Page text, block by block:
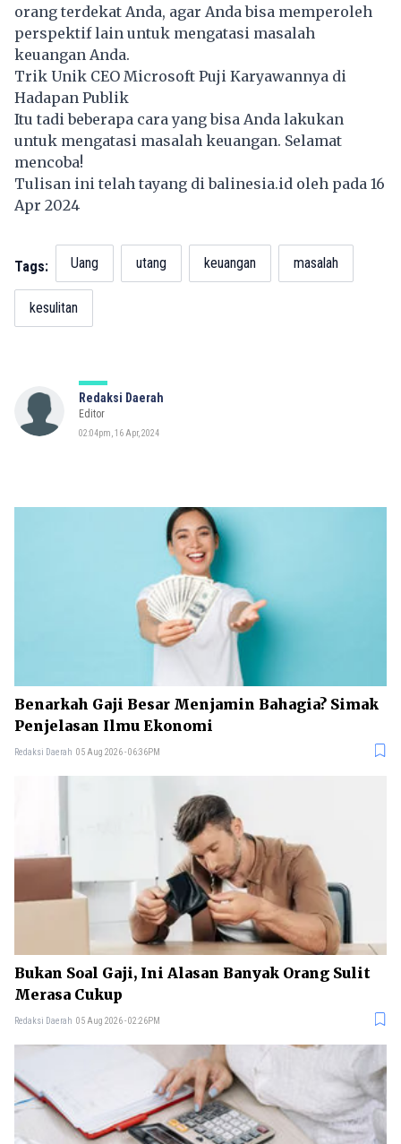
orang terdekat Anda, agar Anda bisa memperoleh
perspektif lain untuk mengatasi masalah
keuangan Anda.
Trik Unik CEO Microsoft Puji Karyawannya di
Hadapan Publik
Itu tadi beberapa cara yang bisa Anda lakukan
untuk mengatasi masalah keuangan. Selamat
mencoba!
Tulisan ini telah tayang dibalinesia.id oleh pada 16
Apr 2024
Tags: Uang utang keuangan masalah
kesulitan
Redaksi Daerah
Editor
02:04pm, 16 Apr, 2024
Benarkah Gaji Besar Menjamin Bahagia? Simak
Penjelasan Ilmu Ekonomi
Redaksi Daerah 05 Aug 2026 - 06:36PM
Bukan Soal Gaji, Ini Alasan Banyak Orang Sulit
Merasa Cukup
Redaksi Daerah 05 Aug 2026 - 02:26PM